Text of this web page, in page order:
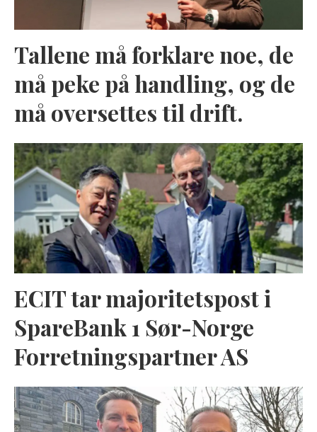
Tallene må forklare noe, de
må peke på handling, og de
må oversettes til drift.
ECIT tar majoritetspost i
SpareBank 1 Sør-Norge
Forretningspartner AS